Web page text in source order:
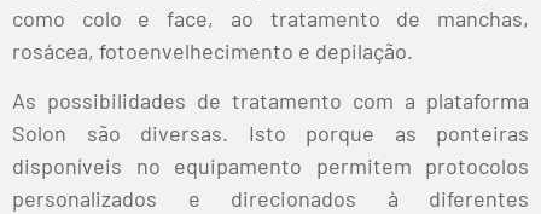
como colo e face, ao tratamento de manchas,
rosácea, fotoenvelhecimento e depilação.
As possibilidades de tratamento com a plataforma
Solon são diversas. Isto porque as ponteiras
disponíveis no equipamento permitem protocolos
personalizados e direcionados à diferentes